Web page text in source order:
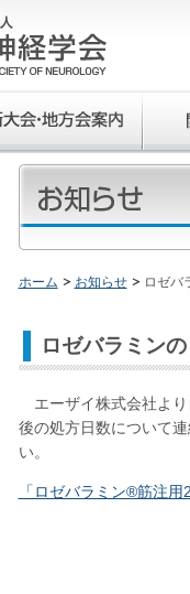
ホーム お知らせ ロゼバ
ロゼバラミン
エーザイ株式会社より
後の処方日数について
い。
「ロゼバラミン®筋注